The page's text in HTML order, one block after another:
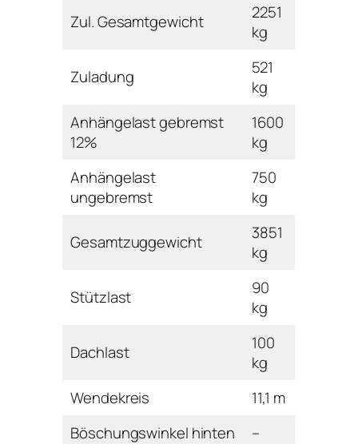
Zul. Gesamtgewicht
2251
kg
Zuladung
521
kg
Anhängelast gebremst
12%
1600
kg
Anhängelast
ungebremst
750
kg
Gesamtzuggewicht
3851
kg
Stützlast
90
kg
Dachlast
100
kg
Wendekreis
11,1 m
Böschungswinkel hinten
–